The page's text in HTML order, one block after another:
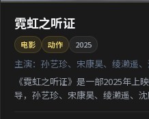
霓虹之听证
电影 动作 2025
主演： 孙艺珍、宋康昊、绫濑遥
《霓虹之听证》是一部2025年上
导，孙艺珍、宋康昊、绫濑遥、